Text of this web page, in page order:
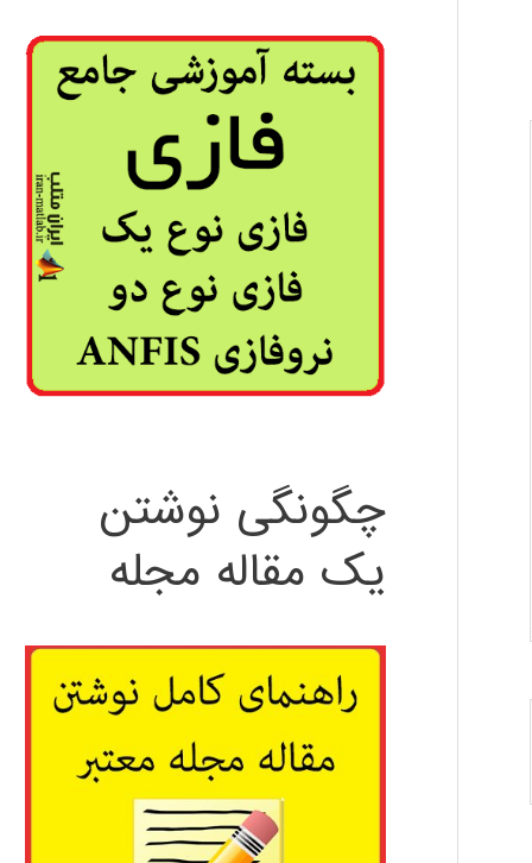
چگونگی نوشتن
یک مقاله مجله